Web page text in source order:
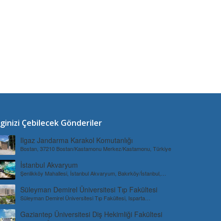
Çebilecek Gönderiler
Ilgaz Jandarma Karakol Komutanlığı
Bostan, 37210 Bostan/Kastamonu Merkez/Kastamonu, Türkiye
İstanbul Akvaryum
Şenlikköy Mahallesi, İstanbul Akvaryum, Bakırköy/İstanbul,
Süleyman Demirel Üniversitesi Tıp Fakültesi
Süleyman Demirel Üniversitesi Tıp Fakültesi, Isparta
Gaziantep Üniversitesi Diş Hekimliği Fakültesi